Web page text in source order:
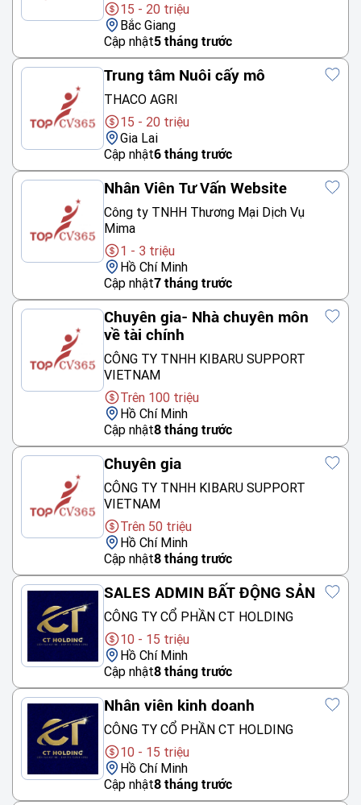
15 - 20 triệu
Bắc Giang
Cập nhật5 tháng trước
Trung tâm Nuôi cấy mô
THACO AGRI
15 - 20 triệu
Gia Lai
Cập nhật6 tháng trước
Nhân Viên Tư Vấn Website
Công ty TNHH Thương Mại Dịch Vụ
Mima
1 - 3 triệu
Hồ Chí Minh
Cập nhật7 tháng trước
Chuyên gia- Nhà chuyên môn
về tài chính
CÔNG TY TNHH KIBARU SUPPORT
VIETNAM
Trên 100 triệu
Hồ Chí Minh
Cập nhật8 tháng trước
Chuyên gia
CÔNG TY TNHH KIBARU SUPPORT
VIETNAM
Trên 50 triệu
Hồ Chí Minh
Cập nhật8 tháng trước
SALES ADMIN BẤT ĐỘNG SẢN
CÔNG TY CỔ PHẦN CT HOLDING
10 - 15 triệu
Hồ Chí Minh
Cập nhật8 tháng trước
Nhân viên kinh doanh
CÔNG TY CỔ PHẦN CT HOLDING
10 - 15 triệu
Hồ Chí Minh
Cập nhật8 tháng trước